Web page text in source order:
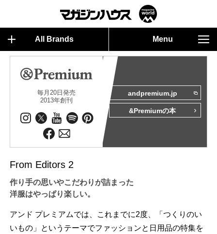
All Brands Menu
毎月20日発売
2013年創刊
andpremium.jp
&Premiumの本
From Editors 2
作り手の思いやこだわりが詰まった
洋服はやっぱり楽しい。
アンド プレミアムでは、これまでに2度、「つくりのい
いもの」というテーマでファッションと日用品の特集を